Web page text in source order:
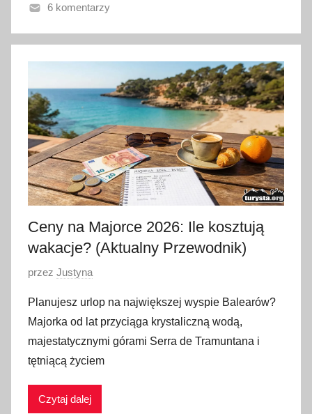
o
1
m
j
a
2
0
2
6
6 komentarzy
Ceny na Majorce 2026: Ile kosztują
wakacje? (Aktualny Przewodnik)
O
u
b
l
i
przez Justyna
Planujesz urlop na największej wyspie Balearów?
Majorka od lat przyciąga krystaliczną wodą,
majestatycznymi górami Serra de Tramuntana i
tętniącą życiem
Czytaj dalej